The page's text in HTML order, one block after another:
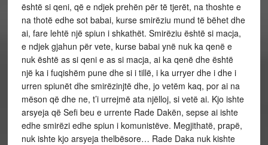
është si qeni, që e ndjek prehën për të tjerët, na thoshte e
na thotë edhe sot babai, kurse smirëziu mund të bëhet dhe
ai, fare lehtë një spiun i shkathët. Smirëziu është si macja,
e ndjek gjahun për vete, kurse babai ynë nuk ka qenë e
nuk është as si qeni e as si macja, ai ka qenë dhe është
një ka i fuqishëm pune dhe si i tillë, i ka urryer dhe i dhe i
urren spiunët dhe smirëzinjtë dhe, jo vetëm kaq, por ai na
mëson që dhe ne, t’i urrejmë ata njëlloj, si vetë ai. Kjo ishte
arsyeja që Sefi beu e urrente Rade Dakën, sepse ai ishte
edhe smirëzi edhe spiun i komunistëve. Megjithatë, prapë,
nuk ishte kjo arsyeja thelbësore… Rade Daka nuk kishte